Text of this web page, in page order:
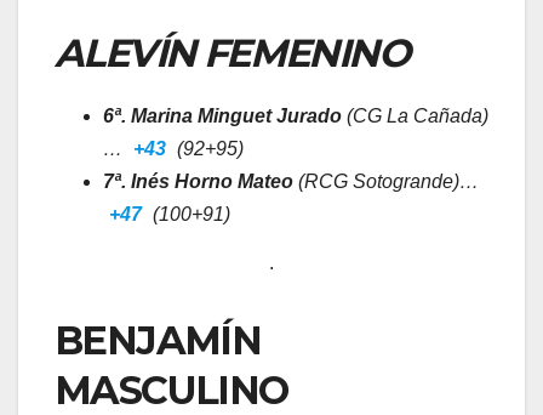
ALEVÍN FEMENINO
6ª. Marina Minguet Jurado (CG La Cañada)
…
+43 (92+95)
7ª. Inés Horno Mateo (RCG Sotogrande)…
+47 (100+91)
.
BENJAMÍN
MASCULINO